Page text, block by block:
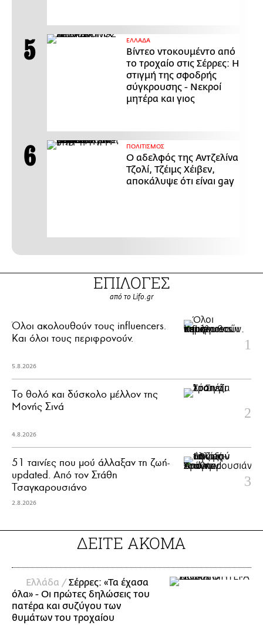
ΕΛΛΑΔΑ
Βίντεο ντοκουμέντο από
το τροχαίο στις Σέρρες: Η
στιγμή της σφοδρής
σύγκρουσης - Νεκροί
μητέρα και γιος
ΠΟΛΙΤΙΣΜΟΣ
Ο αδελφός της Αντζελίνα
Τζολί, Τζέιμς Χέιβεν,
αποκάλυψε ότι είναι gay
ΕΠΙΛΟΓΕΣ
από το Lifo.gr
Όλοι ακολουθούν τους influencers.
Και όλοι τους περιφρονούν.
5.8.2026
Το θολό και δύσκολο μέλλον της
Μονής Σινά
4.8.2026
51 ταινίες που μού άλλαξαν τη ζωή-
updated. Aπό τον Στάθη
Τσαγκαρουσιάνο
2.8.2026
ΔΕΙΤΕ ΑΚΟΜΑ
Ελλάδα / Σέρρες: «Τα έχασα
όλα» - Οι πρώτες δηλώσεις του
πατέρα και συζύγου των
θυμάτων του τροχαίου